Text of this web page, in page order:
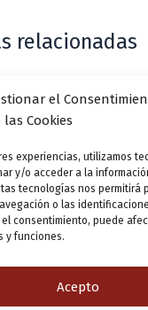
el
las Cookies
experiencias, utilizamos
y/o acceder a la
tecnologías nos permitirá
o las
consentimiento, puede
y funciones.
Acepto
relacionadas
del estreno de
/Actualidad/ Por
“lo de Pucela”?
Actualidad / Por